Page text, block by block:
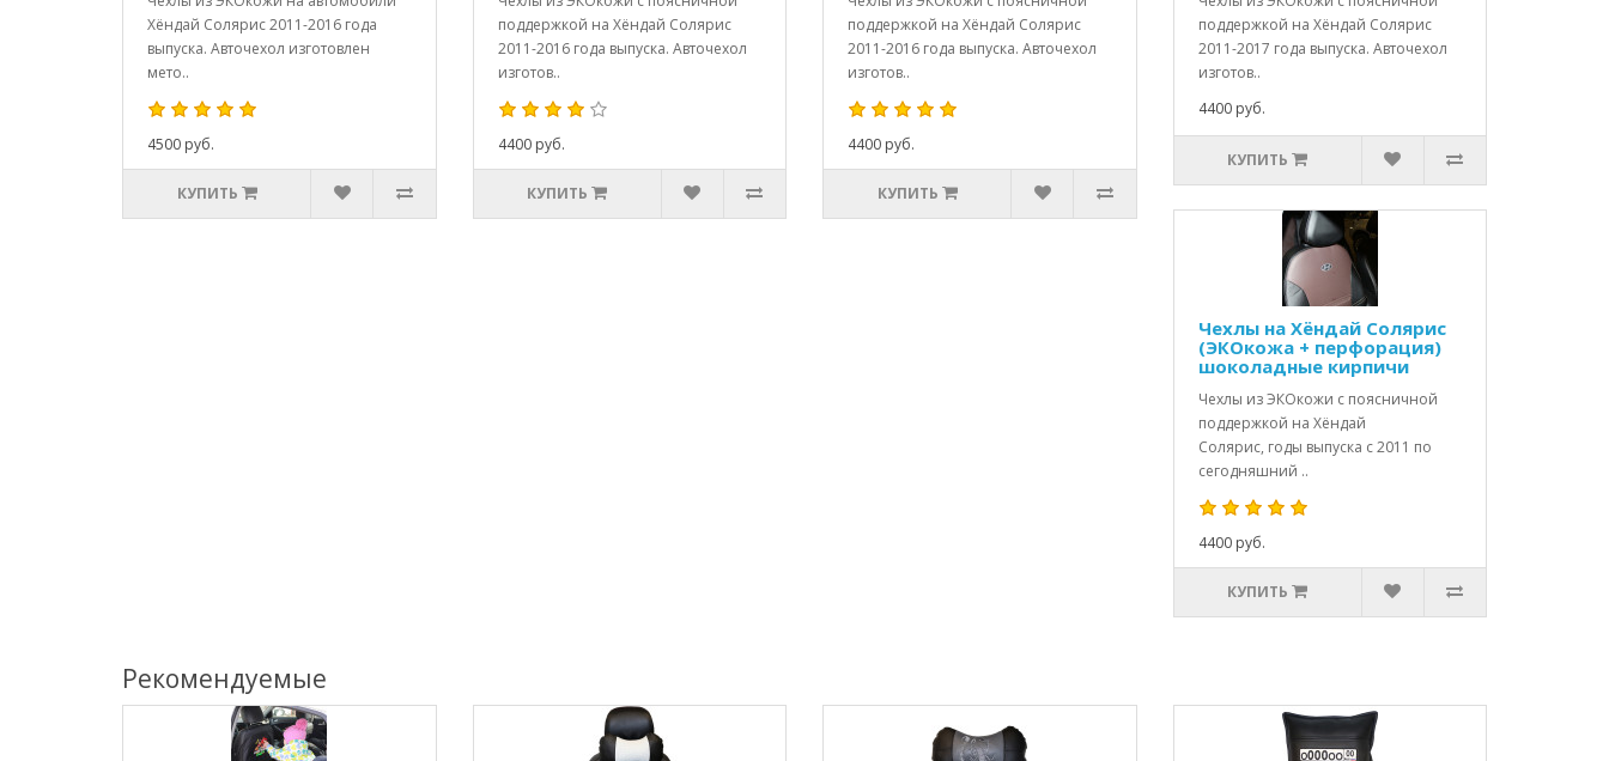
Хёндай Солярис 2011-2016 года
выпуска. Авточехол изготовлен
мето..
4500 руб.
КУПИТЬ
поддержкой на Хёндай Солярис
2011-2016 года выпуска. Авточехол
изготов..
4400 руб.
КУПИТЬ
поддержкой на Хёндай Солярис
2011-2016 года выпуска. Авточехол
изготов..
4400 руб.
КУПИТЬ
поддержкой на Хёндай Солярис
2011-2017 года выпуска. Авточехол
изготов..
4400 руб.
КУПИТЬ
Чехлы на Хёндай Солярис
(ЭКОкожа + перфорация)
шоколадные кирпичи
Чехлы из ЭКОкожи с поясничной
поддержкой на Хёндай
Солярис, годы выпуска с 2011 по
сегодняшний ..
4400 руб.
КУПИТЬ
Рекомендуемые